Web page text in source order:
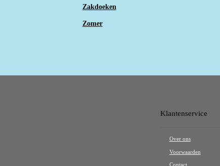
Zakdoeken
Zomer
Klantenservice
Over ons
Voorwaarden